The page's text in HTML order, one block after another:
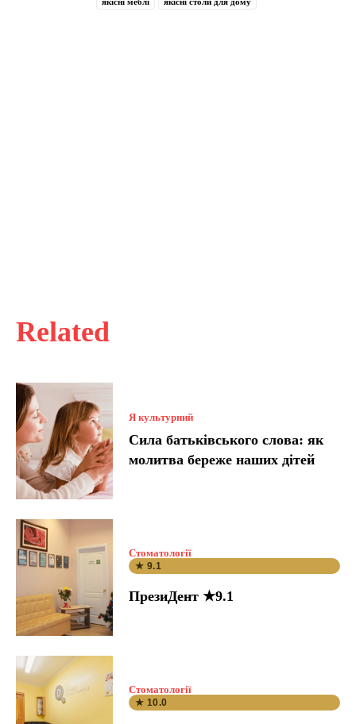
Related
Я культурний
Сила батьківського слова: як
молитва береже наших дітей
Стоматології
★ 9.1
ПрезиДент ★9.1
Стоматології
★ 10.0